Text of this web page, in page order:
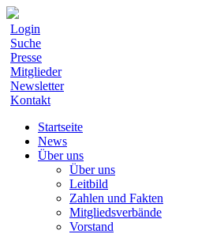
Login
Suche
Presse
Mitglieder
Newsletter
Kontakt
Startseite
News
Über uns
Über uns
Leitbild
Zahlen und Fakten
Mitgliedsverbände
Vorstand